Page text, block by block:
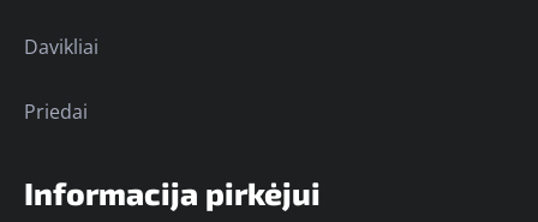
Davikliai
Priedai
Informacija pirkėjui